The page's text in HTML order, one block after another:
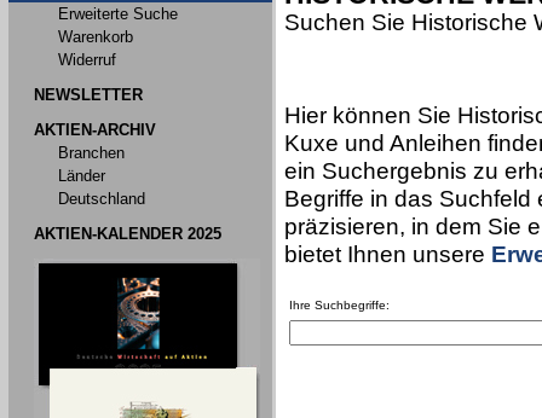
Erweiterte Suche
Warenkorb
Widerruf
NEWSLETTER
AKTIEN-ARCHIV
Branchen
Länder
Deutschland
AKTIEN-KALENDER 2025
Suchen Sie Historische
Hier können Sie
Kuxe und Anleihen
ein Suchergebnis zu
Begriffe in das
präzisieren, in dem Sie
bietet Ihnen unsere
Ihre Suchbegriffe: